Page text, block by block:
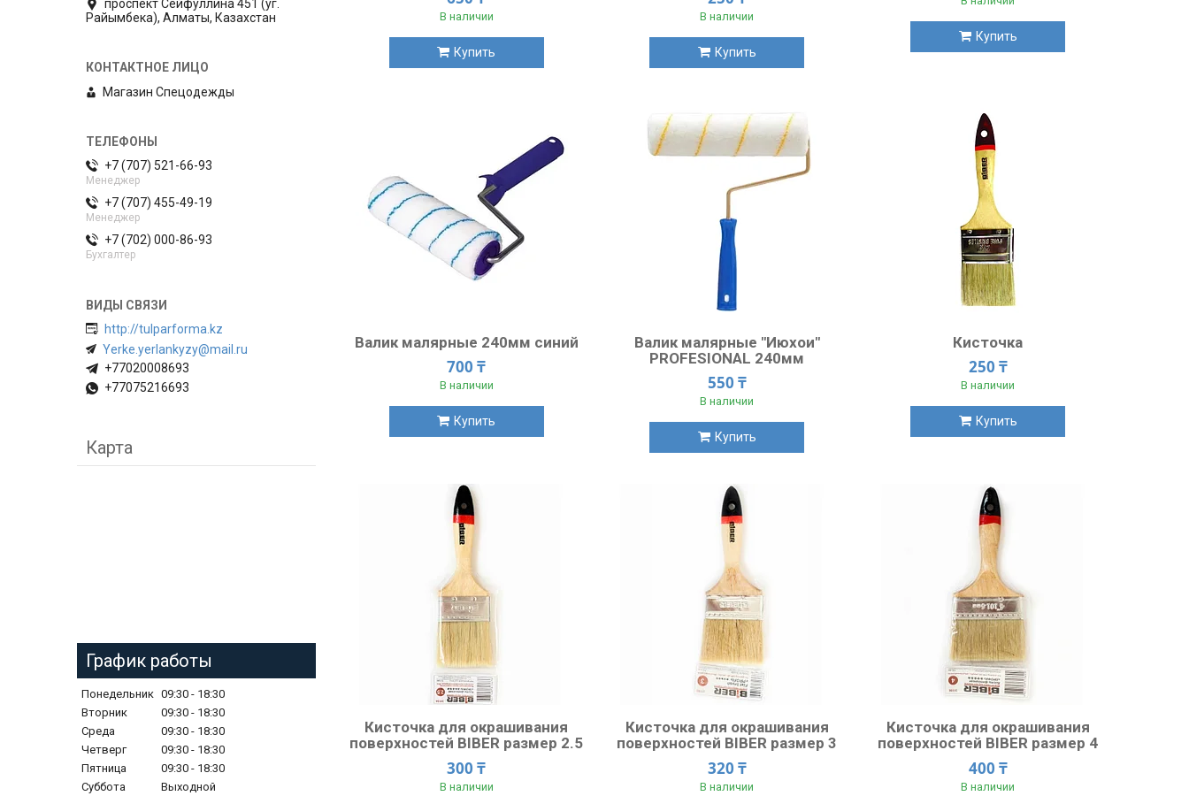
В наличии
Купить
В наличии
Купить
Купить
Валик малярные 240мм синий
700 ₸
В наличии
Купить
Валик малярные "Июхои"
PROFESIONAL 240мм
550 ₸
В наличии
Купить
Кисточка
250 ₸
В наличии
Купить
Кисточка для окрашивания
поверхностей BIBER размер 2.5
300 ₸
В наличии
Кисточка для окрашивания
поверхностей BIBER размер 3
320 ₸
В наличии
Кисточка для окрашивания
поверхностей BIBER размер 4
400 ₸
В наличии
проспект Сейфуллина 451 (уг.
Райымбека), Алматы, Казахстан
Магазин Спецодежды
+7 (707) 521-66-93
Менеджер
+7 (707) 455-49-19
Менеджер
+7 (702) 000-86-93
Бухгалтер
http://tulparforma.kz
Yerke.yerlankyzy@mail.ru
+77020008693
+77075216693
Карта
График работы
Понедельник 09:30
18:30
Вторник
09:30
18:30
Среда
09:30
18:30
Четверг
09:30
18:30
Пятница
09:30
18:30
Суббота
Выходной